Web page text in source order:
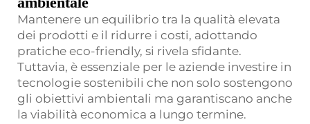
Mantenere un equilibrio tra la qualità elevata
dei prodotti e il ridurre i costi, adottando
pratiche eco-friendly, si rivela sfidante.
Tuttavia, è essenziale per le aziende investire in
tecnologie sostenibili che non solo sostengono
gli obiettivi ambientali ma garantiscano anche
la viabilità economica a lungo termine.